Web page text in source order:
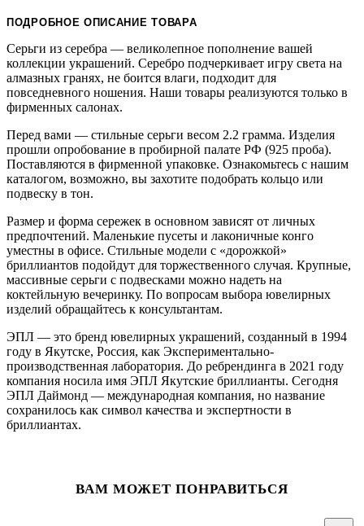
ПОДРОБНОЕ ОПИСАНИЕ ТОВАРА
Серьги из серебра — великолепное пополнение вашей
коллекции украшений. Серебро подчеркивает игру света на
алмазных гранях, не боится влаги, подходит для
повседневного ношения. Наши товары реализуются только в
фирменных салонах.
Перед вами — стильные серьги весом 2.2 грамма. Изделия
прошли опробование в пробирной палате РФ (925 проба).
Поставляются в фирменной упаковке. Ознакомьтесь с нашим
каталогом, возможно, вы захотите подобрать кольцо или
подвеску в тон.
Размер и форма сережек в основном зависят от личных
предпочтений. Маленькие пусеты и лаконичные конго
уместны в офисе. Стильные модели с «дорожкой»
бриллиантов подойдут для торжественного случая. Крупные,
массивные серьги с подвесками можно надеть на
коктейльную вечеринку. По вопросам выбора ювелирных
изделий обращайтесь к консультантам.
ЭПЛ — это бренд ювелирных украшений, созданный в 1994
году в Якутске, Россия, как Экспериментально-
производственная лаборатория. До ребрендинга в 2021 году
компания носила имя ЭПЛ Якутские бриллианты. Сегодня
ЭПЛ Даймонд — международная компания, но название
сохранилось как символ качества и экспертности в
бриллиантах.
ВАМ МОЖЕТ ПОНРАВИТЬСЯ